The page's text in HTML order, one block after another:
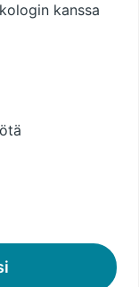
kanssa